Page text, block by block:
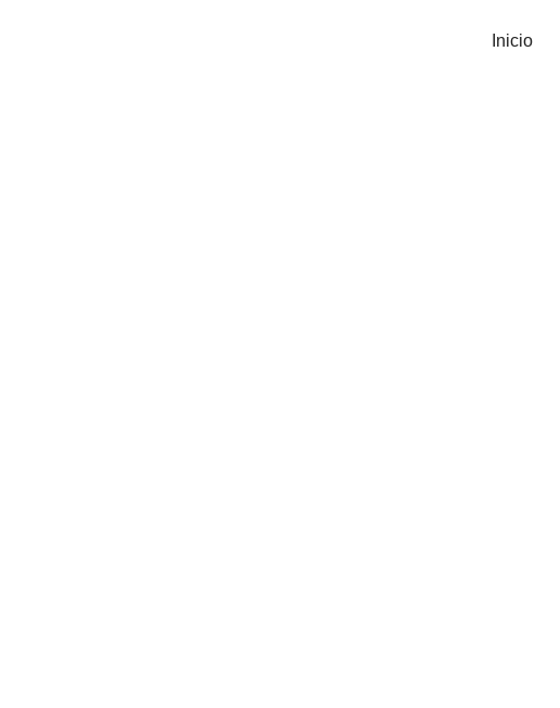
Inicio